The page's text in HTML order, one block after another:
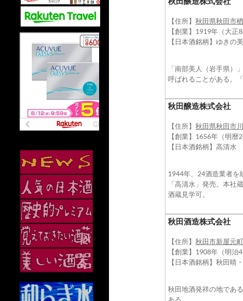
【住所】 秋田県秋田市
【創業】1919年（大正8
【日本酒銘柄】ゆきの
「南部美人（岩手県）
呼ばれることがある。
秋田醸造株式会社
【住所】 秋田県秋田市
【創業】1656年（明暦2
【日本酒銘柄】高清水
1944年、24酒造業者を
「高清水」発売。本社
酒蔵見学可。
秋田酒造株式会社
【住所】 秋田市新屋元町
【創業】1908年（明治
【日本酒銘柄】秋田晴
秋田地酒発祥の地であ
ある。